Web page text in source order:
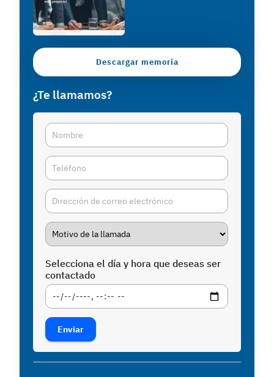
Descargar memoria
¿Te llamamos?
Selecciona el día y hora que deseas ser
contactado
Enviar